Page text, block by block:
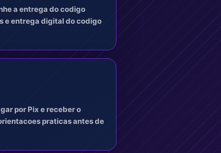
a entrega do codigo
e entrega digital do codigo
por Pix e receber o
praticas antes de